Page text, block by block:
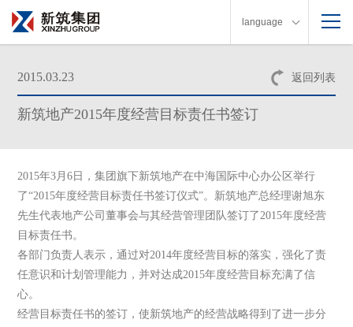
language
返回列表
2015.03.23
新筑地产2015年度经营目标责任书签订
2015年3月6 日 ，集团旗下新筑地产在中海国际中心办公区举行
了“2015年度经营目标责任书签订仪式”。新筑地产总经理谢旭东
先生代表地产公司董事会与其经营管理团队签订了2015年度经营
目标责任书。
各部门负责人表示，通过对2014年度经营目标的落实，强化了责
任意识和计划管理能力，并对达成2015年度经营目标充满了信
心。
经营目标责任书的签订，使新筑地产的经营战略得到了进一步分